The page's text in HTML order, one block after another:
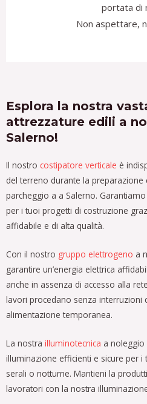
portata di
Non aspettare,
Esplora la nostra
attrezzature edili a
Salerno!
Il nostro costipatore verticale è
del terreno durante la
parcheggio a a Salerno.
per i tuoi progetti di costruzione
affidabile e di alta qualità.
Con il nostro gruppo elettrogeno a
garantire un’energia elettrica
anche in assenza di accesso alla
lavori procedano senza interruzioni
alimentazione temporanea.
La nostra illuminotecnica a
illuminazione efficienti e sicure per
serali o notturne. Mantieni la
lavoratori con la nostra